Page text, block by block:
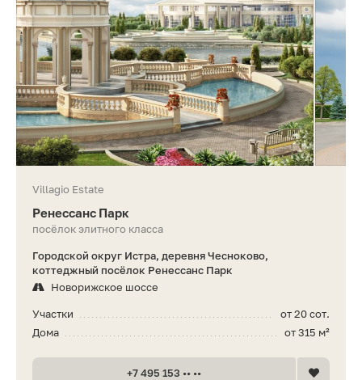
Villagio Estate
Ренессанс Парк
посёлок элитного класса
Городской округ Истра, деревня Чесноково,
коттеджный посёлок Ренессанс Парк
Новорижское шоссе
от 20 сот.
Участки
от 315 м²
Дома
+7 495 153 •• ••